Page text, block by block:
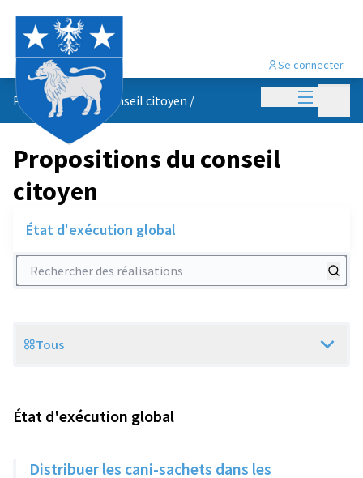
Menu
Se connecter
Propositions du conseil citoyen /
Propositions du conseil
citoyen
État d'exécution global
Rechercher des réalisations
Scope
Tous
État d'exécution global
Distribuer les cani-sachets dans les